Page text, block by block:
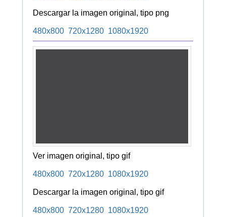
Descargar la imagen original, tipo png
480x800 720x1280 1080x1920
Ver imagen original, tipo gif
480x800 720x1280 1080x1920
Descargar la imagen original, tipo gif
480x800 720x1280 1080x1920